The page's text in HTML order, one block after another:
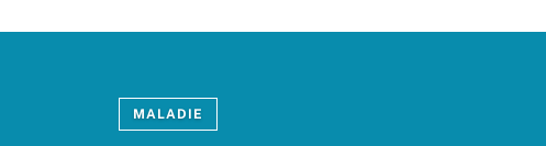
MALADIE